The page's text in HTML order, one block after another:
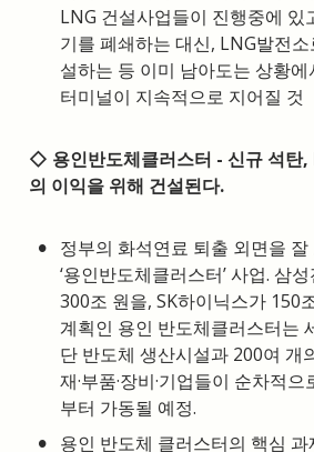
LNG 건설사업들이 진행중에 있
기를 폐쇄하는 대신, LNG발전
설하는 등 이미 남아도는 상황
터미널이 지속적으로 지어질 것
◇ 용인반도체클러스터 - 신규 석탄,
의 이익을 위해 건설된다.
• 정부의 화석연료 퇴출 외면을
‘용인반도체클러스터’ 사업. 삼
300조 원을, SK하이닉스가 150
계획인 용인 반도체클러스터는
단 반도체 생산시설과 200여 개
재·부품·장비·기업들이 순차적
부터 가동될 예정.
• 용인 반도체 클러스터의 핵심 과